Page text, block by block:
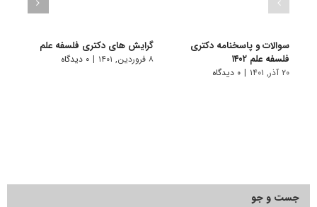
سوالات و پاسخنامه دکتری
فلسفه علم ۱۴۰۲
۲۰ آذر, ۱۴۰۱ | ۰ دیدگاه
گرایش های دکتری ﻓﻠﺴﻔﻪ ﻋﻠﻢ
۸ فروردین, ۱۴۰۱ | ۰ دیدگاه
جست و جو